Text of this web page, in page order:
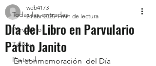
Todas las entradas
Parvulario
Talleres
Pastoral
Día del Libro en Parvulario
Patito Janito
web4173
24 abr 2025 1 min de lectura
En conmemoración  del Día